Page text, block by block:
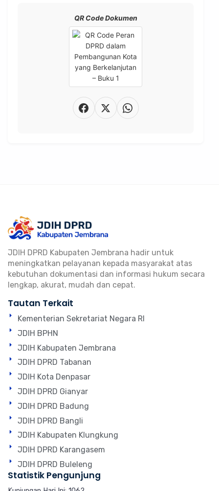
QR Code Dokumen
JDIH DPRD Kabupaten Jembrana hadir untuk
meningkatkan pelayanan kepada masyarakat atas
kebutuhan dokumentasi dan informasi hukum secara
lengkap, akurat, mudah dan cepat.
Tautan Terkait
Kementerian Sekretariat Negara RI
JDIH BPHN
JDIH Kabupaten Jembrana
JDIH DPRD Tabanan
JDIH Kota Denpasar
JDIH DPRD Gianyar
JDIH DPRD Badung
JDIH DPRD Bangli
JDIH Kabupaten Klungkung
JDIH DPRD Karangasem
JDIH DPRD Buleleng
Statistik Pengunjung